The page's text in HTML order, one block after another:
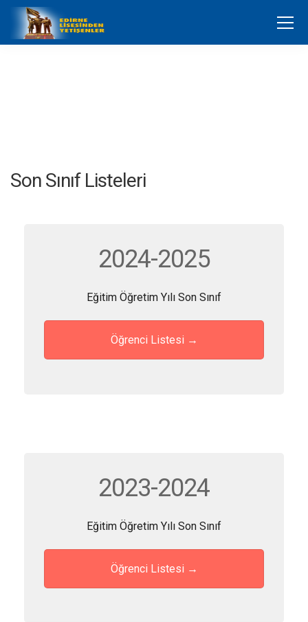
Son Sınıf Listeleri
2024-2025
Eğitim Öğretim Yılı Son Sınıf
Öğrenci Listesi →
2023-2024
Eğitim Öğretim Yılı Son Sınıf
Öğrenci Listesi →